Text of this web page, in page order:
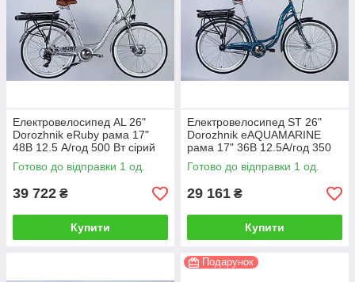
Електровелосипед AL 26"
Dorozhnik eRuby рама 17"
48B 12.5 А/год 500 Вт сірий
(ELB-D-26-252)
Готово до відправки 1 од.
39 722 ₴
Купити
Електровелосипед ST 26"
Dorozhnik eAQUAMARINE
рама 17" 36B 12.5А/год 350
Вт синій (ELB-D-26-220)
Готово до відправки 1 од.
29 161 ₴
Купити
Подарунок